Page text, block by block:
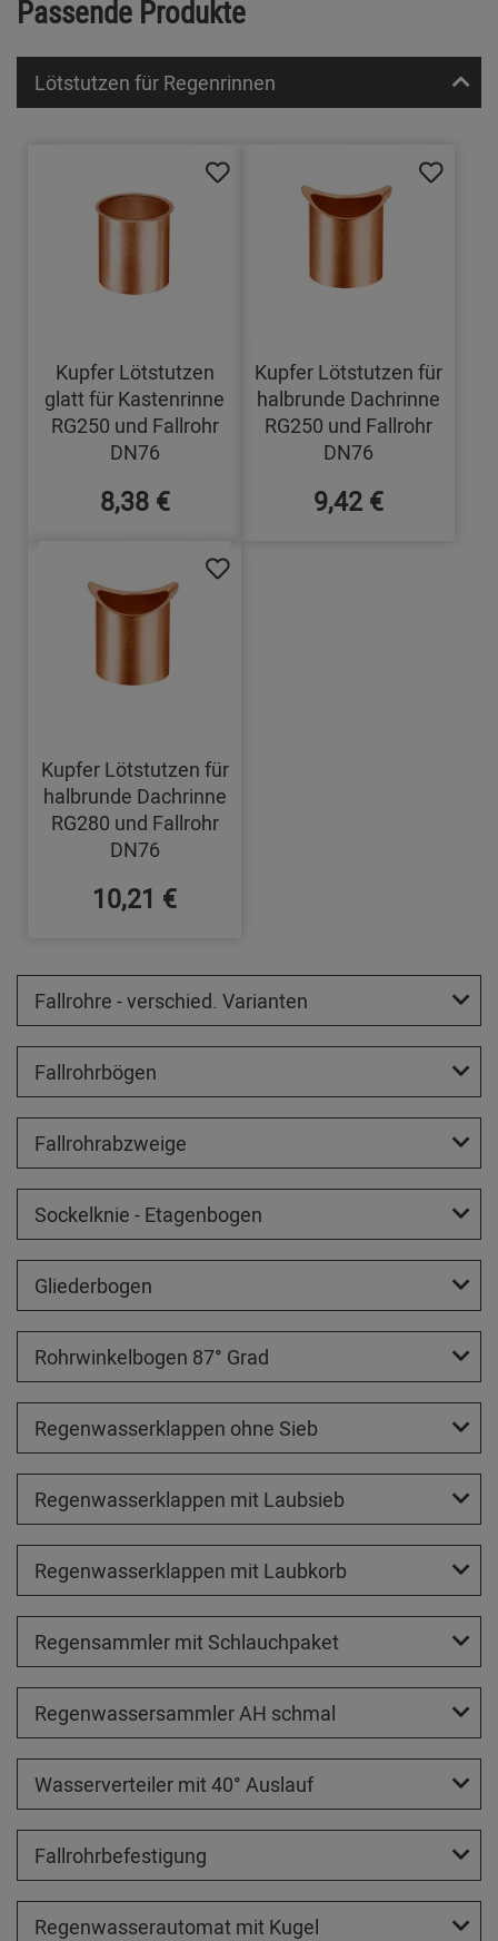
Passende Produkte
Lötstutzen für Regenrinnen
Kupfer Lötstutzen
glatt für Kastenrinne
RG250 und Fallrohr
DN76
8,38 €
Kupfer Lötstutzen für
halbrunde Dachrinne
RG250 und Fallrohr
DN76
9,42 €
Kupfer Lötstutzen für
halbrunde Dachrinne
RG280 und Fallrohr
DN76
10,21 €
Fallrohre - verschied. Varianten
Fallrohrbögen
Fallrohrabzweige
Sockelknie - Etagenbogen
Gliederbogen
Rohrwinkelbogen 87° Grad
Regenwasserklappen ohne Sieb
Regenwasserklappen mit Laubsieb
Regenwasserklappen mit Laubkorb
Regensammler mit Schlauchpaket
Regenwassersammler AH schmal
Wasserverteiler mit 40° Auslauf
Fallrohrbefestigung
Regenwasserautomat mit Kugel